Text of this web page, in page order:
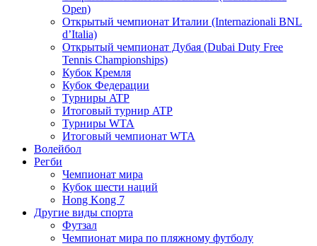
Open)
Открытый чемпионат Италии (Internazionali BNL
d’Italia)
Открытый чемпионат Дубая (Dubai Duty Free
Tennis Championships)
Кубок Кремля
Кубок Федерации
Турниры ATP
Итоговый турнир ATP
Турниры WTA
Итоговый чемпионат WTA
Волейбол
Регби
Чемпионат мира
Кубок шести наций
Hong Kong 7
Другие виды спорта
Футзал
Чемпионат мира по пляжному футболу